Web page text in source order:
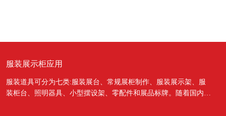
服装展示柜应用
服装道具可分为七类:服装展台、常规展柜制作、服装展示架、服
装柜台、照明器具、小型摆设架、零配件和展品标牌。随着国内经